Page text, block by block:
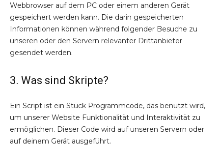
Webbrowser auf dem PC oder einem anderen Gerät
gespeichert werden kann. Die darin gespeicherten
Informationen können während folgender Besuche zu
unseren oder den Servern relevanter Drittanbieter
gesendet werden.
3. Was sind Skripte?
Ein Script ist ein Stück Programmcode, das benutzt wird,
um unserer Website Funktionalität und Interaktivität zu
ermöglichen. Dieser Code wird auf unseren Servern oder
auf deinem Gerät ausgeführt.